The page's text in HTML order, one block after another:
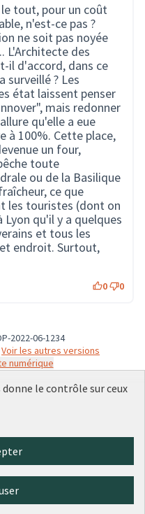
tout, pour un coût
n'est-ce pas ?
ne soit pas noyée
L'Architecte des
il d'accord, dans ce
surveillé ? Les
état laissent penser
mais redonner
qu'elle a eue
à 100%. Cette place,
un four,
toute
ou de la Basilique
ce que
les touristes (dont on
qu'il y a quelques
et tous les
endroit. Surtout,
0 0
2022-06-1234
voir les autres versions
numérique
le contrôle sur ceux